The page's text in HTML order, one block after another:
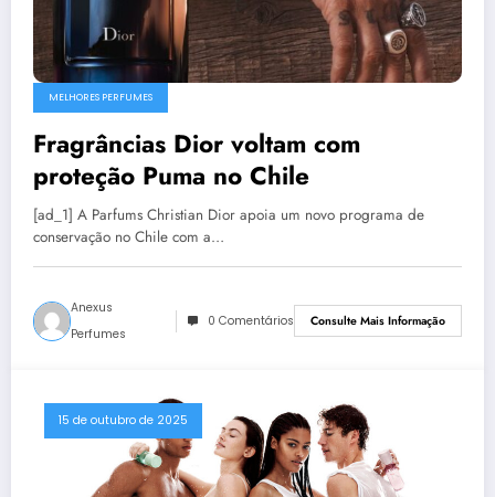
MELHORES PERFUMES
Fragrâncias Dior voltam com
proteção Puma no Chile
[ad_1] A Parfums Christian Dior apoia um novo programa de
conservação no Chile com a…
Anexus
Perfumes
0 Comentários Consulte Mais Informação
15 de outubro de 2025